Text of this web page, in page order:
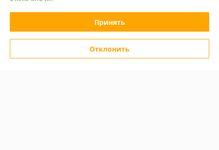
Полная версия сайта
Сайт создан на платформе Deal.by
Принять
Отклонить